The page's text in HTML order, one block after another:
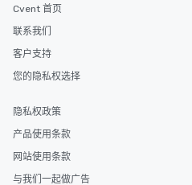
Cvent 首页
联系我们
客户支持
您的隐私权选择
隐私权政策
产品使用条款
网站使用条款
与我们一起做广告